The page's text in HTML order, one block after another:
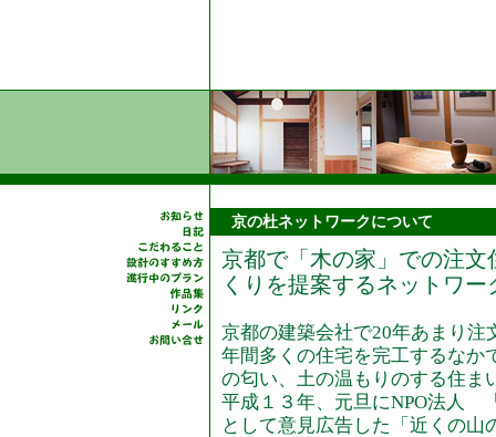
京の杜ネットワークについて
京都で「木の家」での注
くりを提案するネットワー
京都の建築会社で20年あまり
年間多くの住宅を完工するなか
の匂い、土の温もりのする住ま
平成１３年、元旦にNPO法人
として意見広告した「近くの